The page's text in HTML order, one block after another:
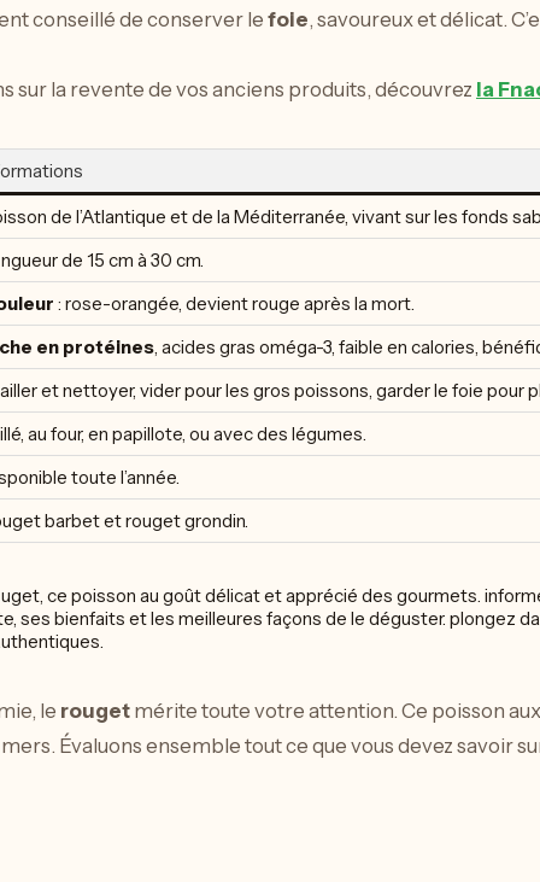
conseillé de conserver le foie, savoureux et délicat.
sur la revente de vos anciens produits, découvrez la
de l’Atlantique et de la Méditerranée, vivant sur les fonds
de 15 cm à 30 cm.
: rose-orangée, devient rouge après la mort.
en protéines, acides gras oméga-3, faible en calories,
et nettoyer, vider pour les gros poissons, garder le foie pour
au four, en papillote, ou avec des légumes.
toute l’année.
barbet et rouget grondin.
le rouget mérite toute votre attention. Ce poisson
Évaluons ensemble tout ce que vous devez savoir